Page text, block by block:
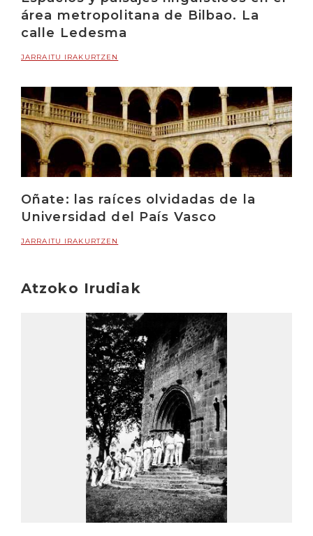
área metropolitana de Bilbao. La
calle Ledesma
JARRAITU IRAKURTZEN
Oñate: las raíces olvidadas de la
Universidad del País Vasco
JARRAITU IRAKURTZEN
Atzoko Irudiak